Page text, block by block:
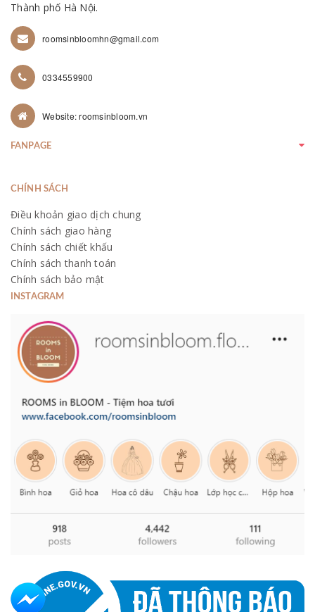
Thành phố Hà Nội.
roomsinbloomhn@gmail.com
0334559900
Website: roomsinbloom.vn
FANPAGE
CHÍNH SÁCH
Điều khoản giao dịch chung
Chính sách giao hàng
Chính sách chiết khấu
Chính sách thanh toán
Chính sách bảo mật
INSTAGRAM